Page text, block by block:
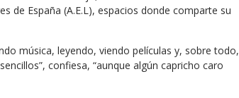
de España (A.E.L), espacios donde comparte su
música, leyendo, viendo películas y, sobre todo,
confiesa, “aunque algún capricho caro